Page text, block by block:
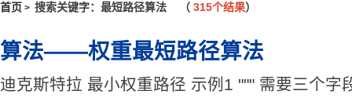
首页 > 搜索关键字：最短路径算法 （ 315个结果）
算法——权重最短路径算法
迪克斯特拉 最小权重路径 示例1 """ 需要三个字